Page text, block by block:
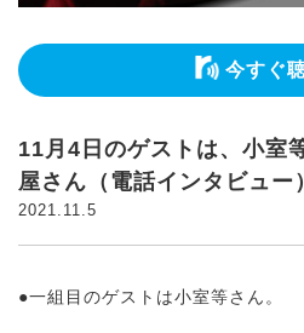
今すぐ
11月4日のゲストは、小室
屋さん（電話インタビュー
2021.11.5
●一組目のゲストは小室等さん。